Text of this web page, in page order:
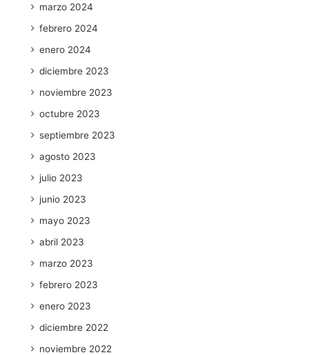
marzo 2024
febrero 2024
enero 2024
diciembre 2023
noviembre 2023
octubre 2023
septiembre 2023
agosto 2023
julio 2023
junio 2023
mayo 2023
abril 2023
marzo 2023
febrero 2023
enero 2023
diciembre 2022
noviembre 2022